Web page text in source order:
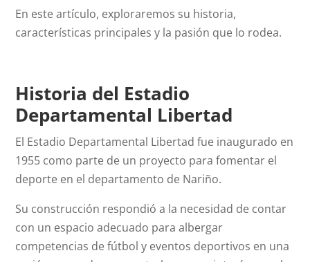
En este artículo, exploraremos su historia,
características principales y la pasión que lo rodea.
Historia del Estadio
Departamental Libertad
El Estadio Departamental Libertad fue inaugurado en
1955 como parte de un proyecto para fomentar el
deporte en el departamento de Nariño.
Su construcción respondió a la necesidad de contar
con un espacio adecuado para albergar
competencias de fútbol y eventos deportivos en una